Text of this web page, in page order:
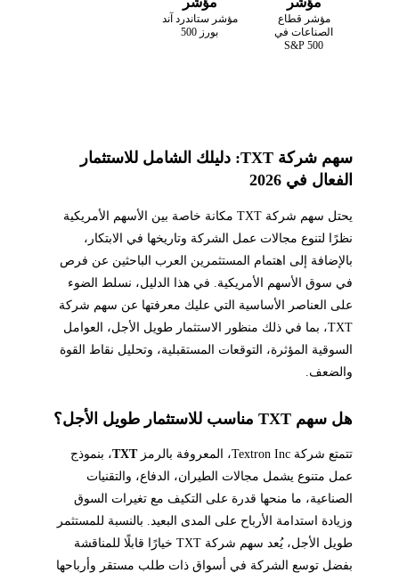
مؤشر قطاع
الصناعات في
S&P 500
مؤشر ستاندرد آند
بورز 500
سهم شركة TXT: دليلك الشامل للاستثمار
الفعال في 2026
يحتل سهم شركة TXT مكانة خاصة بين الأسهم الأمريكية
نظرًا لتنوع مجالات عمل الشركة وتاريخها في الابتكار،
بالإضافة إلى اهتمام المستثمرين العرب الباحثين عن فرص
في سوق الأسهم الأمريكية. في هذا الدليل، نسلط الضوء
على العناصر الأساسية التي عليك معرفتها عن سهم شركة
TXT، بما في ذلك منظور الاستثمار طويل الأجل، العوامل
السوقية المؤثرة، التوقعات المستقبلية، وتحليل نقاط القوة
والضعف.
هل سهم TXT مناسب للاستثمار طويل الأجل؟
تتمتع شركة Textron Inc، المعروفة بالرمز TXT، بنموذج
عمل متنوع يشمل مجالات الطيران، الدفاع، والتقنيات
الصناعية، ما منحها قدرة على التكيف مع تغيرات السوق
وزيادة استدامة الأرباح على المدى البعيد. بالنسبة للمستثمر
طويل الأجل، يُعد سهم شركة TXT خيارًا قابلًا للمناقشة
بفضل توسع الشركة في أسواق ذات طلب مستقر وأرباحها